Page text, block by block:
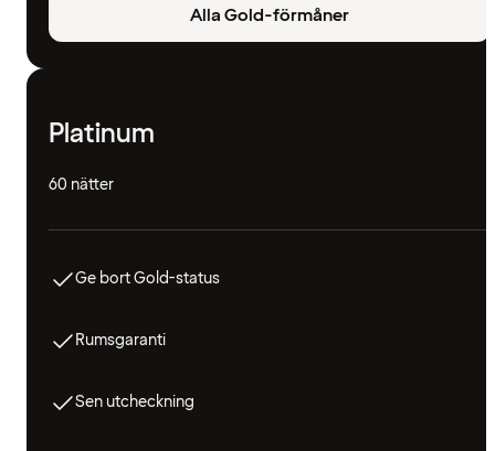
Alla Gold-förmåner
Platinum
60 nätter
Ge bort Gold-status
Rumsgaranti
Sen utcheckning